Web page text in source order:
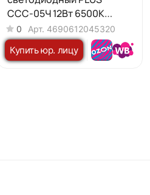
ССС-05Ч 12Вт 6500К
500Лм, USB, с адаптером,
на струбцине ЧЕРНЫЙ IN
HOME
0 Арт. 4690612045320
Купить юр. лицу